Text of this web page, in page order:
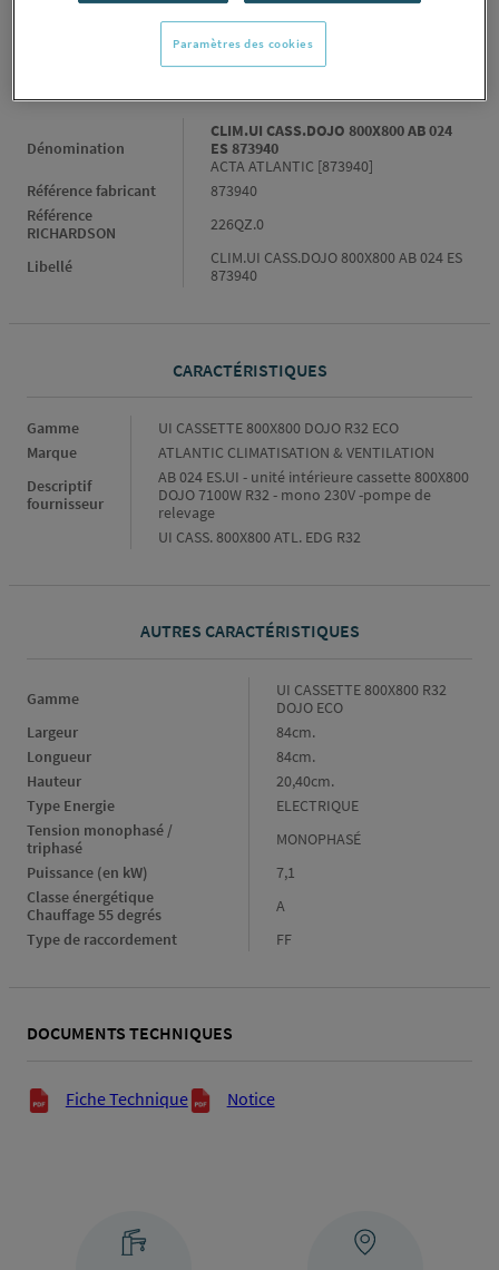
INFORMATIONS GÉNÉRALES
Dénomination
CLIM.UI CASS.DOJO 800X800 AB 024
ES 873940
ACTA ATLANTIC [873940]
Référence fabricant
873940
Référence
RICHARDSON
226QZ.0
Libellé
CLIM.UI CASS.DOJO 800X800 AB 024 ES
873940
CARACTÉRISTIQUES
Caractéristiques
Gamme
UI CASSETTE 800X800 DOJO R32 ECO
Marque
ATLANTIC CLIMATISATION & VENTILATION
Descriptif
fournisseur
AB 024 ES.UI - unité intérieure cassette 800X800
DOJO 7100W R32 - mono 230V -pompe de
relevage
UI CASS. 800X800 ATL. EDG R32
AUTRES CARACTÉRISTIQUES
Gamme Gamme
UI CASSETTE 800X800 R32
DOJO ECO
Largeur
Largeur
84cm.
Longueur
Longueur
84cm.
Hauteur
Hauteur
20,40cm.
Type Energie
Type
ELECTRIQUE
Tension monophasé /
triphasé
Tension
/
MONOPHASÉ
Puissance (en kW)
Puissance
kW)
7,1
Classe énergétique
Chauffage 55 degrés
Classe
Chauffage
A
Type de raccordement
Type
FF
DOCUMENTS TECHNIQUES
Documents techniques
Fiche Technique Notice
Paramètres des cookies